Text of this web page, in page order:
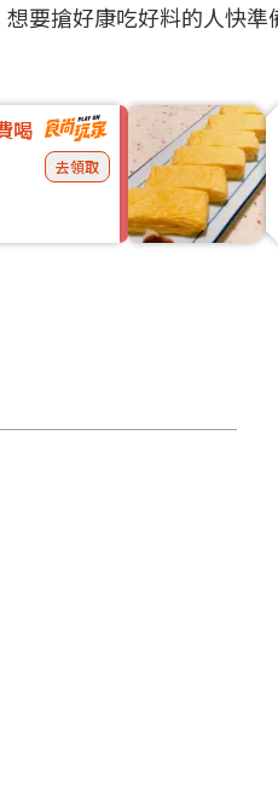
要搶好康吃好料的人快準
喝
去領取